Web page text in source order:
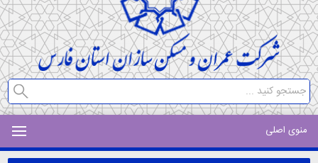
منوی اصلی